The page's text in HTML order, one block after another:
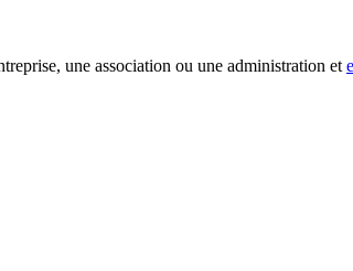
une association ou une administration et